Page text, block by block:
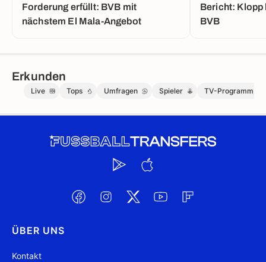
Forderung erfüllt: BVB mit
nächstem El Mala-Angebot
Bericht: Klopp
BVB
Erkunden
Live Tops Umfragen Spieler TV-Programm
ÜBER UNS
Kontakt